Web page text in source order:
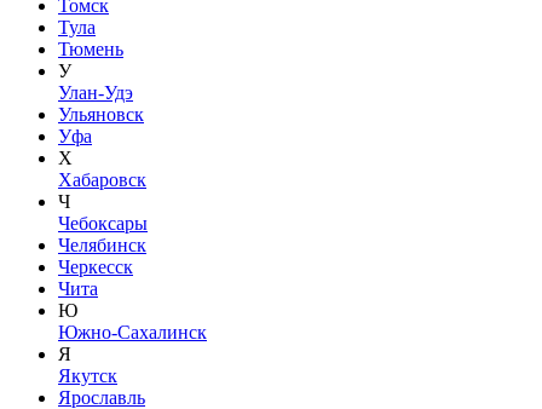
Томск
Тула
Тюмень
У
Улан-Удэ
Ульяновск
Уфа
Х
Хабаровск
Ч
Чебоксары
Челябинск
Черкесск
Чита
Ю
Южно-Сахалинск
Я
Якутск
Ярославль